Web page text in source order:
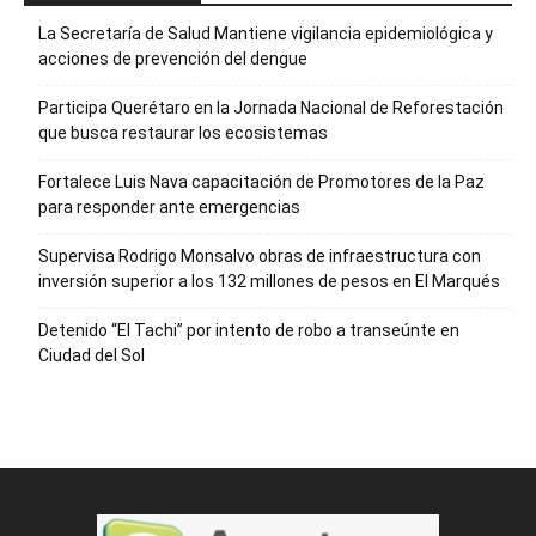
La Secretaría de Salud Mantiene vigilancia epidemiológica y
acciones de prevención del dengue
Participa Querétaro en la Jornada Nacional de Reforestación
que busca restaurar los ecosistemas
Fortalece Luis Nava capacitación de Promotores de la Paz
para responder ante emergencias
Supervisa Rodrigo Monsalvo obras de infraestructura con
inversión superior a los 132 millones de pesos en El Marqués
Detenido “El Tachi” por intento de robo a transeúnte en
Ciudad del Sol